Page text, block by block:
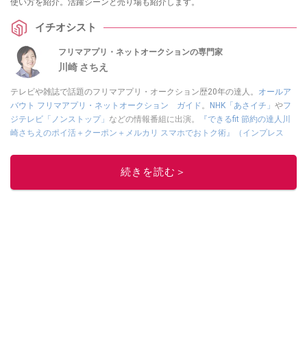
使い方を紹介。活躍シーンと売り場も紹介します。
イチオシスト
フリマアプリ・ネットオークションの専門家
川崎 さちえ
テレビや雑誌で話題のフリマアプリ・オークション歴20年の達人。 オールア
バウト フリマアプリ・ネットオークション ガイド。 NHK「あさイチ」 やフ
ジテレビ「ノンストップ」 などの情報番組に出演。
『できるfit 節約の達人川
崎さちえのポイ活＋クーポン＋メルカリ スマホでおトク術』（インプレス
的に稼ぐ！』（翔泳社刊）
■経歴：2003年、夫が子育てをするために、突然会社を辞める。翌月からの
続きを読む＞